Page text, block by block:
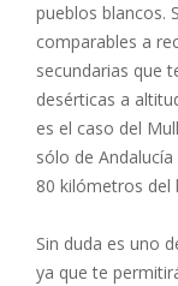
pueblos blancos.
comparables a
secundarias que
desérticas a
es el caso del
sólo de
80 kilómetros del
Sin duda es uno
ya que te